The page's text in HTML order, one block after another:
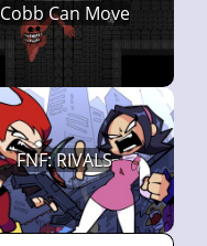
Cobb Can Move
FNF: RIVALS